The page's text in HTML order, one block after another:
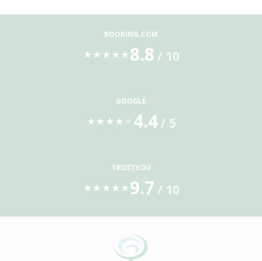
BOOKING.COM
★ ★ ★ ★ ★ 8.8 / 10
GOOGLE
★ ★ ★ ★ 4.4/ 5
TRUSTYOU
★ ★ ★ ★ ★ 9.7 / 10